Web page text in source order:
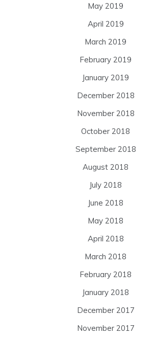
May 2019
April 2019
March 2019
February 2019
January 2019
December 2018
November 2018
October 2018
September 2018
August 2018
July 2018
June 2018
May 2018
April 2018
March 2018
February 2018
January 2018
December 2017
November 2017